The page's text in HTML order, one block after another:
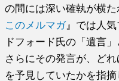
の間には深い確執が横
このメルマガ』では人
ドフォード氏の「遺言
さらにその発言が、ど
を予見していたかを指摘